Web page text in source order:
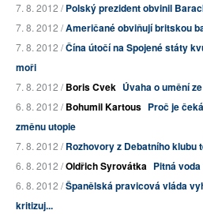
7. 8. 2012 /Polský prezident obvinil
7. 8. 2012 /Američané obviňují britskou
7. 8. 2012 /Čína útočí na Spojené státy
moři
7. 8. 2012 /Boris Cvek Úvaha o umění
6. 8. 2012 /Bohumil Kartous Proč je
změnu utopie
7. 8. 2012 /Rozhovory z Debatního klubu
6. 8. 2012 /Oldřich Syrovátka Pitná
6. 8. 2012 /Španělská pravicová vláda
kritizuj...